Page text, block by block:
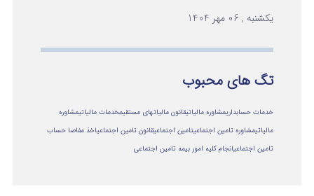
یکشنبه , 06 مهر 1404
تگ های محبوب
خدمات حسابداریمشاوره مالیاتیقانون مالیاتهای مستقیمخدمات مالیاتیمشاوره
مالياتيمشاوره تامین اجتماعیتامین اجتماعیقانون تامین اجتماعیاخذ مفاصا حساب
تامین اجتماعیانجام کلیه امور بیمه تامین اجتماعی